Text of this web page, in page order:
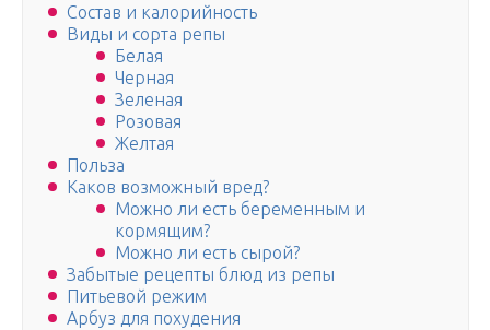
Состав и калорийность
Виды и сорта репы
Белая
Черная
Зеленая
Розовая
Желтая
Польза
Каков возможный вред?
Можно ли есть беременным и
кормящим?
Можно ли есть сырой?
Забытые рецепты блюд из репы
Питьевой режим
Арбуз для похудения